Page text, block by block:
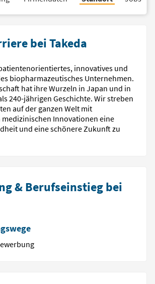
bei Takeda
innovatives und
biopharmazeutisches Unternehmen.
hat ihre Wurzeln in Japan und in
240-jährigen Geschichte. Wir streben
auf der ganzen Welt mit
medizinischen Innovationen eine
und eine schönere Zukunft zu
& Berufseinstieg bei